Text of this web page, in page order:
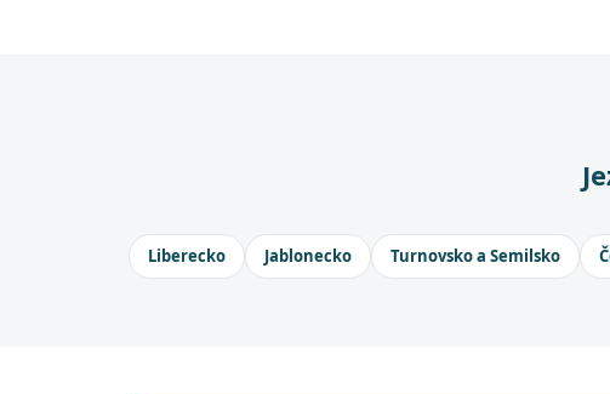
Liberecko Jablonecko Turnovsko a Semilsko